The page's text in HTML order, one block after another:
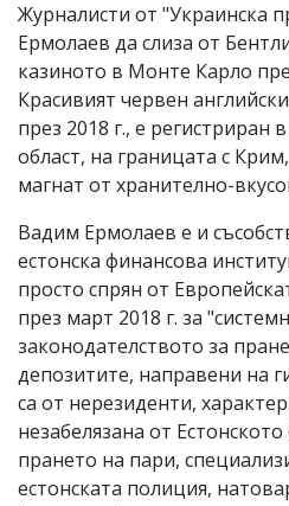
Журналисти от "Украинска
Ермолаев да слиза от
казиното в Монте Карло
Красивият червен
през 2018 г., е регистриран
област, на границата с
магнат от хранително-
Вадим Ермолаев е и
естонска финансова
просто спрян от
през март 2018 г. за
законодателството за
депозитите, направени на
са от нерезиденти,
незабелязана от
прането на пари,
естонската полиция,